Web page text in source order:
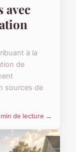
avec
à la
de
sources de
min de lecture →